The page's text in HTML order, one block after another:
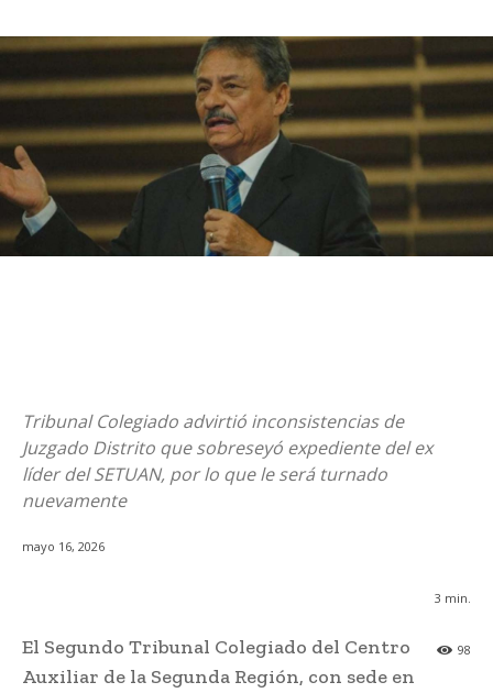
Tribunal Colegiado advirtió inconsistencias de
Juzgado Distrito que sobreseyó expediente del ex
líder del SETUAN, por lo que le será turnado
nuevamente
mayo 16, 2026
3 min.
98
El Segundo Tribunal Colegiado del Centro
Auxiliar de la Segunda Región, con sede en